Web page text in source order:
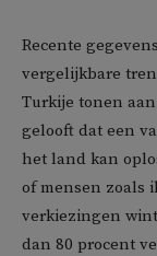
Recente
vergelijkbare
Turkije tonen
gelooft dat een
het land kan
of mensen zoals
verkiezingen
dan 80 procent